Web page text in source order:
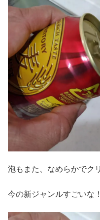
泡もまた、なめらかでク
今の新ジャンルすごいな！